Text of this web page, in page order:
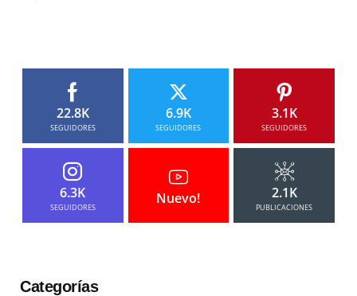
22.8K
SEGUIDORES
6.9K
SEGUIDORES
3.1K
SEGUIDORES
6.3K
SEGUIDORES
Nuevo! 2.1K
PUBLICACIONES
Categorías